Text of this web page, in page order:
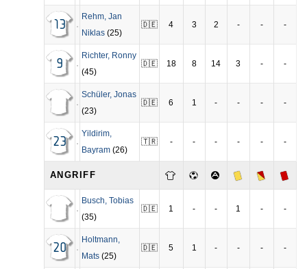
13
Rehm, Jan
Niklas (25)
🇩🇪 4 3 2 - - -
9
Richter, Ronny
(45)
🇩🇪 18 8 14 3 - -
Schüler, Jonas
(23)
🇩🇪 6 1 - - - -
23
Yildirim,
Bayram (26)
🇹🇷 - - - - - -
ANGRIFF
Busch, Tobias
(35)
🇩🇪 1 - - 1 - -
20
Holtmann,
Mats (25)
🇩🇪 5 1 - - - -